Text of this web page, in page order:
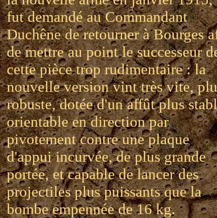
fut demandé au Commandant
Duchêne de retourner à Bourges
de mettre au point le successeur
cette pièce trop rudimentaire : la
nouvelle version vint très vite,
robuste, dotée d'un affût plus
orientable en direction par
pivotement contre une plaque
d'appui incurvée, de plus grande
portée, et capable de lancer des
projectiles plus puissants que la
bombe empennée de 16 kg.